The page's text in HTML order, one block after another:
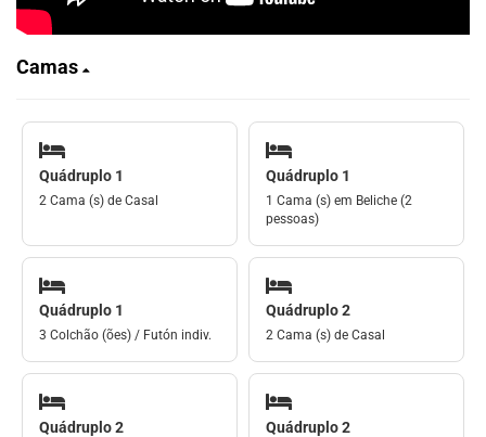
Camas
Quádruplo 1
2 Cama (s) de Casal
Quádruplo 1
1 Cama (s) em Beliche (2
pessoas)
Quádruplo 1
3 Colchão (ões) / Futón indiv.
Quádruplo 2
2 Cama (s) de Casal
Quádruplo 2 Quádruplo 2